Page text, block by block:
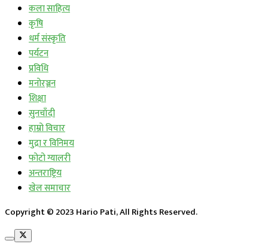
कला साहित्य
कृषि
धर्म संस्कृति
पर्यटन
प्रविधि
मनोरञ्जन
शिक्षा
सुनचाँदी
हाम्रो विचार
मुद्रा र विनिमय
फोटो ग्यालरी
अन्तराष्ट्रिय
खेल समाचार
Copyright © 2023 Hario Pati, All Rights Reserved.